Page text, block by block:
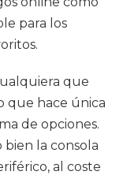
para los
que
que hace única
de opciones.
la consola
al coste